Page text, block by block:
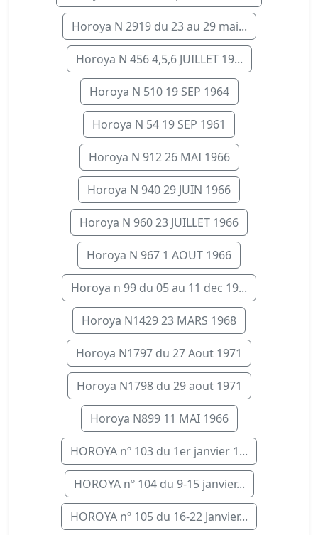
Horoya N 2919 du 23 au 29 mai...
Horoya N 456 4,5,6 JUILLET 19...
Horoya N 510 19 SEP 1964
Horoya N 54 19 SEP 1961
Horoya N 912 26 MAI 1966
Horoya N 940 29 JUIN 1966
Horoya N 960 23 JUILLET 1966
Horoya N 967 1 AOUT 1966
Horoya n 99 du 05 au 11 dec 19...
Horoya N1429 23 MARS 1968
Horoya N1797 du 27 Aout 1971
Horoya N1798 du 29 aout 1971
Horoya N899 11 MAI 1966
HOROYA nº 103 du 1er janvier 1...
HOROYA nº 104 du 9-15 janvier...
HOROYA nº 105 du 16-22 Janvier...